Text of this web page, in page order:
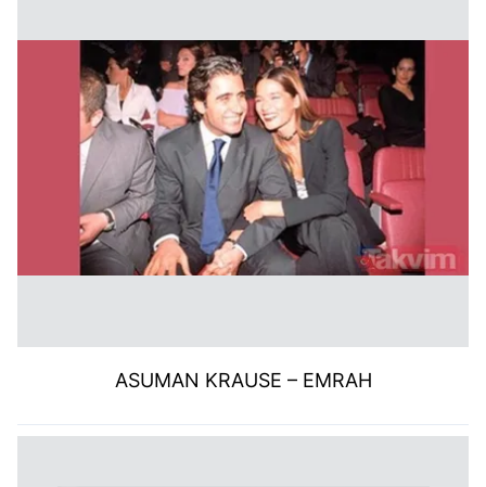
ASUMAN KRAUSE – EMRAH